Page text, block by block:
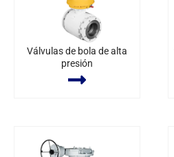
Válvulas de bola de alta
presión